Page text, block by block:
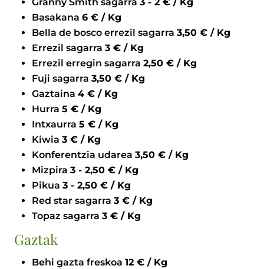
Basakana
6 € / Kg
Bella de bosco errezil sagarra
3,50 € / Kg
Errezil sagarra
3 € / Kg
Errezil erregin sagarra
2,50 € / Kg
Fuji sagarra
3,50 € / Kg
Gaztaina
4 € / Kg
Hurra
5 € / Kg
Intxaurra
5 € / Kg
Kiwia
3 € / Kg
Konferentzia udarea
3,50 € / Kg
Mizpira
3 - 2,50 € / Kg
Pikua
3 - 2,50 € / Kg
Red star sagarra
3 € / Kg
Topaz sagarra
3 € / Kg
Gaztak
Behi gazta freskoa
12 € / Kg